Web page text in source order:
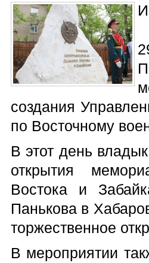
создания
по Восточному
В этот день
открытия
Востока и
Панькова в
торжественное
В мероприятии